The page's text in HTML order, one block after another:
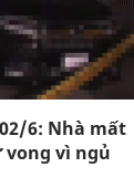
6: Nhà mất
vong vì ngủ